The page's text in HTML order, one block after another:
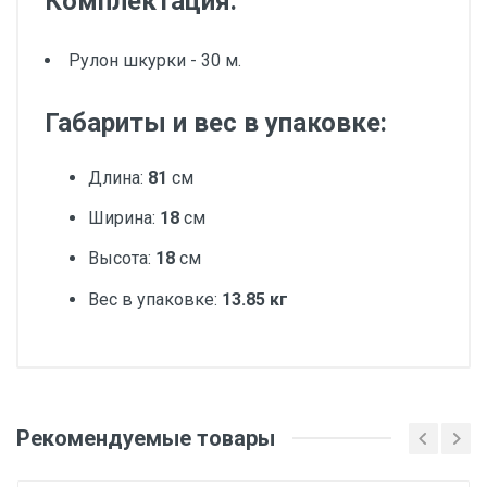
Рулон шкурки - 30 м.
Габариты и вес в упаковке:
Длина: 81 см
Ширина: 18 см
Высота: 18 см
Вес в упаковке: 13.85 кг
Ширина, мм
Рекомендуемые товары